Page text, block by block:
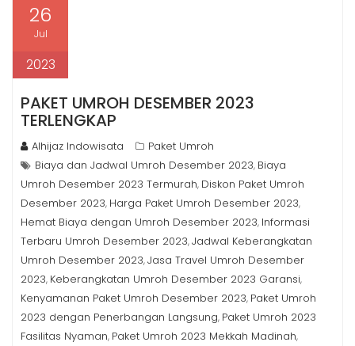
26
Jul
2023
PAKET UMROH DESEMBER 2023
TERLENGKAP
Alhijaz Indowisata
Paket Umroh
Biaya dan Jadwal Umroh Desember 2023, Biaya
Umroh Desember 2023 Termurah, Diskon Paket Umroh
Desember 2023, Harga Paket Umroh Desember 2023,
Hemat Biaya dengan Umroh Desember 2023, Informasi
Terbaru Umroh Desember 2023,Jadwal Keberangkatan
Umroh Desember 2023,Jasa Travel Umroh Desember
2023, Keberangkatan Umroh Desember 2023 Garansi,
Kenyamanan Paket Umroh Desember 2023, Paket Umroh
2023 dengan Penerbangan Langsung, Paket Umroh 2023
Fasilitas Nyaman, Paket Umroh 2023 Mekkah Madinah,